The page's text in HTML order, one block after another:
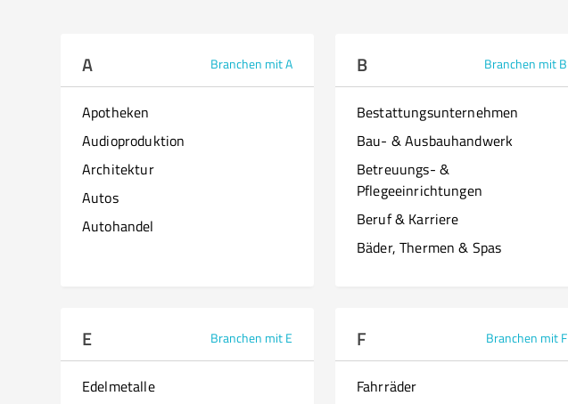
A Branchen mit A
Apotheken
Audioproduktion
Architektur
Autos
Autohandel
B Branchen mit B
Bestattungsunternehmen
Bau- & Ausbauhandwerk
Betreuungs- &
Pflegeeinrichtungen
Beruf & Karriere
Bäder, Thermen & Spas
E Branchen mit E
Edelmetalle
F Branchen mit F
Fahrräder